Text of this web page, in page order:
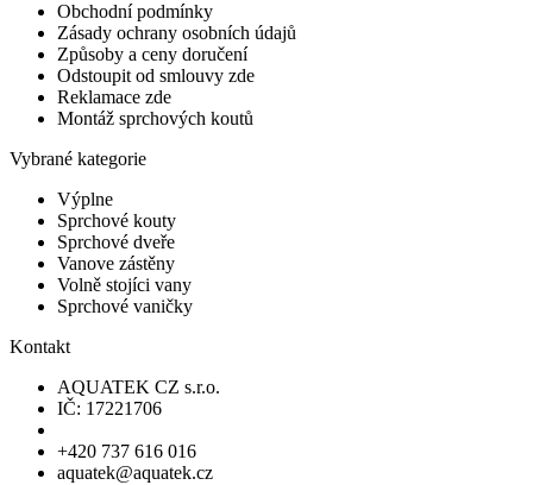
Obchodní podmínky
Zásady ochrany osobních údajů
Způsoby a ceny doručení
Odstoupit od smlouvy zde
Reklamace zde
Montáž sprchových koutů
Vybrané kategorie
Výplne
Sprchové kouty
Sprchové dveře
Vanove zástěny
Volně stojíci vany
Sprchové vaničky
Kontakt
AQUATEK CZ s.r.o.
IČ: 17221706
+420 737 616 016
aquatek@aquatek.cz